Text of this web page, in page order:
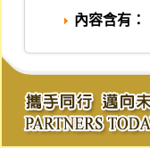
內容含有：